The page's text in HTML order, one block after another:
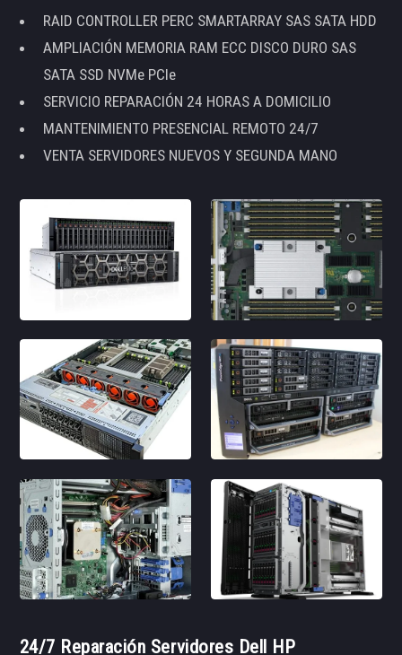
RAID CONTROLLER PERC SMARTARRAY SAS SATA HDD
AMPLIACIÓN MEMORIA RAM ECC DISCO DURO SAS
SATA SSD NVMe PCIe
SERVICIO REPARACIÓN 24 HORAS A DOMICILIO
MANTENIMIENTO PRESENCIAL REMOTO 24/7
VENTA SERVIDORES NUEVOS Y SEGUNDA MANO
24/7 Reparación Servidores Dell HP